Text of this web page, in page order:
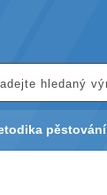
pěstování